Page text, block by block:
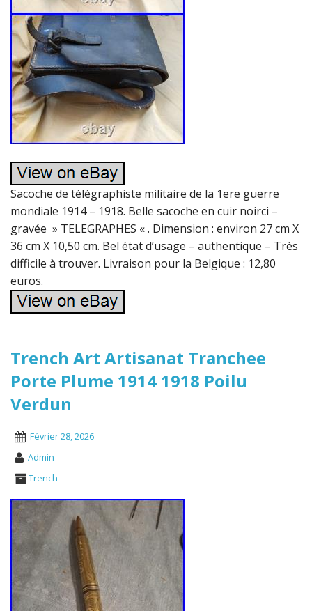
Sacoche de télégraphiste militaire de la 1ere guerre
mondiale 1914 – 1918. Belle sacoche en cuir noirci –
gravée » TELEGRAPHES « . Dimension : environ 27 cm X
36 cm X 10,50 cm. Bel état d’usage – authentique – Très
difficile à trouver. Livraison pour la Belgique : 12,80
euros.
Trench Art Artisanat Tranchee
Porte Plume 1914 1918 Poilu
Verdun
Février 28, 2026
Admin
Trench